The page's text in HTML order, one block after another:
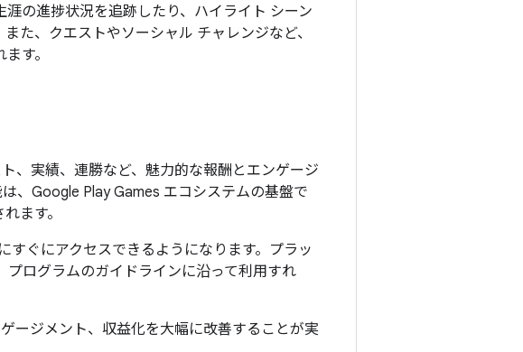
の進捗状況を追跡したり、ハイライト シーン
た、クエストやソーシャル チャレンジなど、
す。
、実績、連勝など、魅力的な報酬とエンゲージ
、Google Play Games エコシステムの基盤で
ます。
すぐにアクセスできるようになります。プラッ
プログラムのガイドラインに沿って利用すれ
ージメント、収益化を大幅に改善することが実